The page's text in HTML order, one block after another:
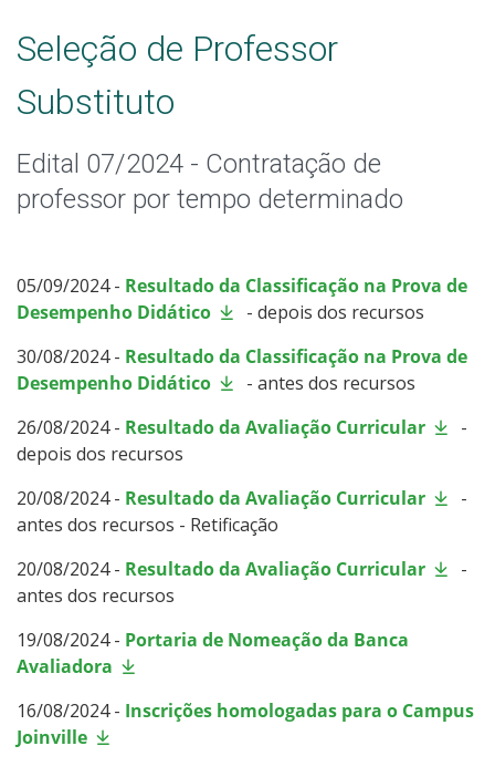
Seleção de Professor
Substituto
Edital 07/2024 - Contratação de
professor por tempo determinado
05/09/2024 - Resultado da Classificação na Prova de
Desempenho Didático
- depois dos recursos
30/08/2024 - Resultado da Classificação na Prova de
Desempenho Didático
- antes dos recursos
26/08/2024 - Resultado da Avaliação Curricular
-
depois dos recursos
20/08/2024 - Resultado da Avaliação Curricular
-
antes dos recursos - Retificação
20/08/2024 - Resultado da Avaliação Curricular
-
antes dos recursos
19/08/2024 - Portaria de Nomeação da Banca
Avaliadora
16/08/2024 - Inscrições homologadas para o Campus
Joinville